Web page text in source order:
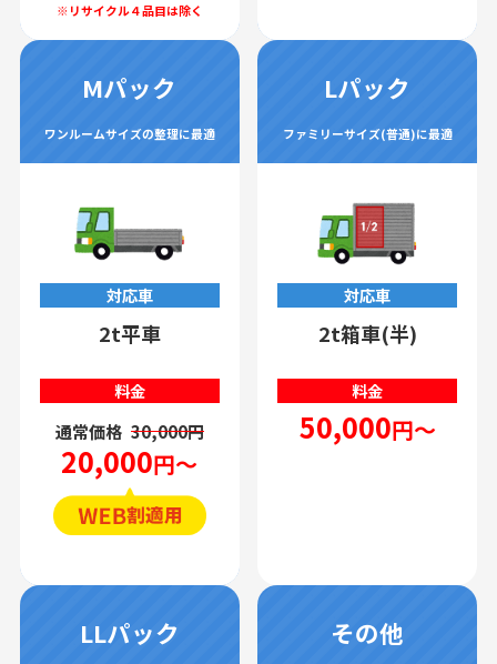
Mパック
ワンルームサイズの整理に最適
対応車
2t平車
料金
通常価格 30,000円
20,000円～
Lパック
ファミリーサイズ(普通)に最適
対応車
2t箱車(半)
料金
50,000円～
LLパック その他